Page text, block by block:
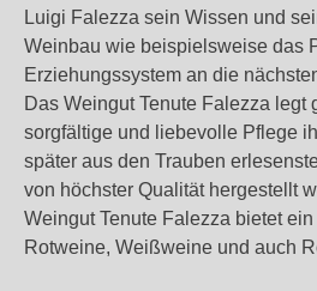
Luigi Falezza sein Wissen und
Weinbau wie beispielsweise das
Erziehungssystem an die
Das Weingut Tenute Falezza legt
sorgfältige und liebevolle Pflege
später aus den Trauben
von höchster Qualität hergestellt
Weingut Tenute Falezza bietet
Rotweine, Weißweine und auch